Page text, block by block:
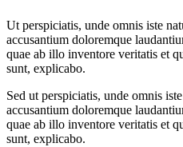
Ut perspiciatis, unde omnis iste
accusantium doloremque
quae ab illo inventore veritatis et
sunt, explicabo.
Sed ut perspiciatis, unde omnis
accusantium doloremque
quae ab illo inventore veritatis et
sunt, explicabo.